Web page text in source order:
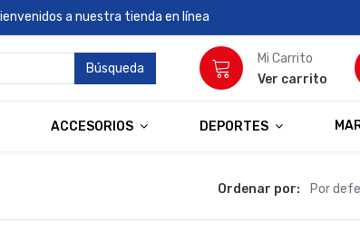
a nuestra tienda en línea
Búsqueda
Mi Carrito
Ver carrito
ACCESORIOS DEPORTES
Ordenar por: Por